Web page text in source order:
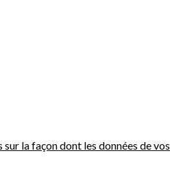
sur la façon dont les données de vos